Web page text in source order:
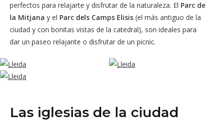
perfectos para relajarte y disfrutar de la naturaleza. El Parc de
la Mitjana y el Parc dels Camps Elisis (el más antiguo de la
ciudad y con bonitas vistas de la catedral), son ideales para
dar un paseo relajante o disfrutar de un picnic.
Las iglesias de la ciudad